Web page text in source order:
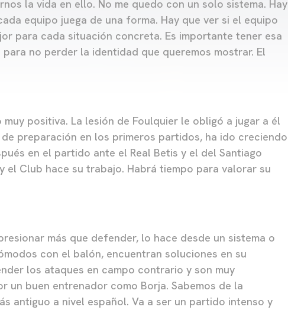
la vida en ello. No me quedo con un solo sistema. Hay
equipo juega de una forma. Hay que ver si el equipo
para cada situación concreta. Es importante tener esa
no perder la identidad que queremos mostrar. El
positiva. La lesión de Foulquier le obligó a jugar a él
preparación en los primeros partidos, ha ido creciendo
en el partido ante el Real Betis y el del Santiago
el Club hace su trabajo. Habrá tiempo para valorar su
más que defender, lo hace desde un sistema o
con el balón, encuentran soluciones en su
los ataques en campo contrario y son muy
un buen entrenador como Borja. Sabemos de la
antiguo a nivel español. Va a ser un partido intenso y